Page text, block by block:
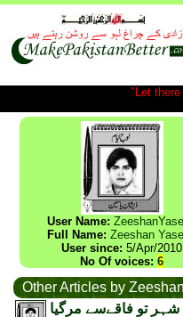
"Let
User Name:
Full Name: Zeeshan
User since: 5/Apr/2010
No Of voices: 6
Other Articles by
تو فاقےسے مرگیا